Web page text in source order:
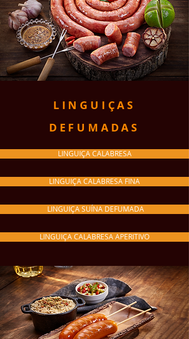
LINGUIÇAS
DEFUMADAS
LINGUIÇA CALABRESA
LINGUIÇA CALABRESA FINA
LINGUIÇA SUÍNA DEFUMADA
LINGUIÇA CALABRESA APERITIVO